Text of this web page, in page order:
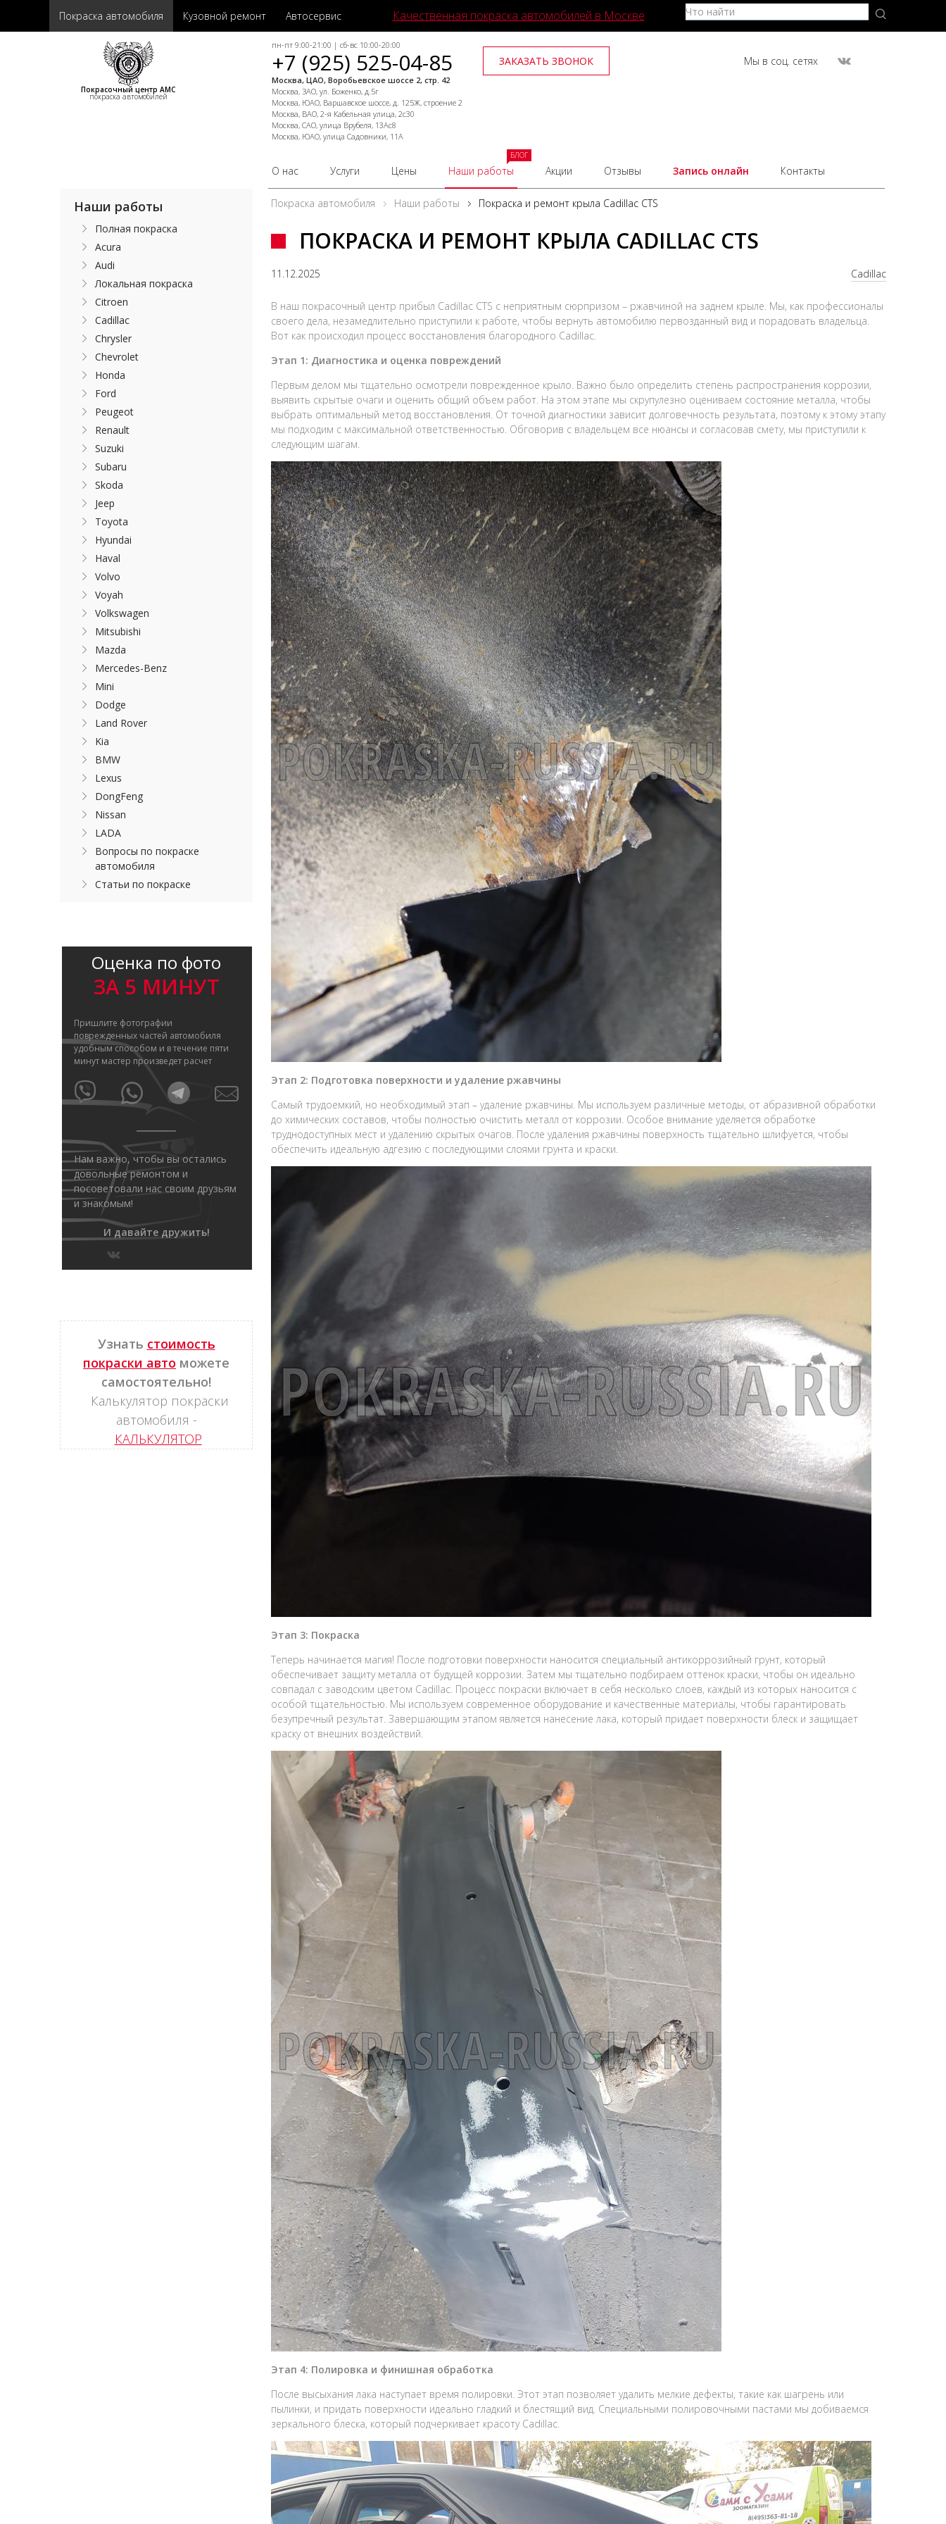
Покраска автомобиля Кузовной ремонт Автосервис Качественная покраска автомобилей в Москве
Покрасочный центр АМС
покраска автомобилей
пн-пт 9:00-21:00 | сб-вс 10:00-20:00
+7 (925) 525-04-85
Москва, ЦАО, Воробьевское шоссе 2, стр. 42
Москва, ЗАО, ул. Боженко, д.5г
Москва, ЮАО, Варшавское шоссе, д. 125Ж, строение 2
Москва, ВАО, 2-я Кабельная улица, 2с30
Москва, САО, улица Врубеля, 13Ас8
Москва, ЮАО, улица Садовники, 11А
ЗАКАЗАТЬ ЗВОНОК Мы в соц. сетях
О нас Услуги Цены Наши работы
БЛОГ
Акции Отзывы Запись онлайн Контакты
Покраска автомобиля Наши работы Покраска и ремонт крыла Cadillac CTS
ПОКРАСКА И РЕМОНТ КРЫЛА CADILLAC CTS
11.12.2025 Cadillac
В наш покрасочный центр прибыл Cadillac CTS с неприятным сюрпризом – ржавчиной на заднем крыле. Мы, как профессионалы
своего дела, незамедлительно приступили к работе, чтобы вернуть автомобилю первозданный вид и порадовать владельца.
Вот как происходил процесс восстановления благородного Cadillac.
Этап 1: Диагностика и оценка повреждений
Первым делом мы тщательно осмотрели поврежденное крыло. Важно было определить степень распространения коррозии,
выявить скрытые очаги и оценить общий объем работ. На этом этапе мы скрупулезно оцениваем состояние металла, чтобы
выбрать оптимальный метод восстановления. От точной диагностики зависит долговечность результата, поэтому к этому этапу
мы подходим с максимальной ответственностью. Обговорив с владельцем все нюансы и согласовав смету, мы приступили к
следующим шагам.
Этап 2: Подготовка поверхности и удаление ржавчины
Самый трудоемкий, но необходимый этап – удаление ржавчины. Мы используем различные методы, от абразивной обработки
до химических составов, чтобы полностью очистить металл от коррозии. Особое внимание уделяется обработке
труднодоступных мест и удалению скрытых очагов. После удаления ржавчины поверхность тщательно шлифуется, чтобы
обеспечить идеальную адгезию с последующими слоями грунта и краски.
Этап 3: Покраска
Теперь начинается магия! После подготовки поверхности наносится специальный антикоррозийный грунт, который
обеспечивает защиту металла от будущей коррозии. Затем мы тщательно подбираем оттенок краски, чтобы он идеально
совпадал с заводским цветом Cadillac. Процесс покраски включает в себя несколько слоев, каждый из которых наносится с
особой тщательностью. Мы используем современное оборудование и качественные материалы, чтобы гарантировать
безупречный результат. Завершающим этапом является нанесение лака, который придает поверхности блеск и защищает
краску от внешних воздействий.
Этап 4: Полировка и финишная обработка
После высыхания лака наступает время полировки. Этот этап позволяет удалить мелкие дефекты, такие как шагрень или
пылинки, и придать поверхности идеально гладкий и блестящий вид. Специальными полировочными пастами мы добиваемся
зеркального блеска, который подчеркивает красоту Cadillac.
Наши работы
Полная покраска
Acura
Audi
Локальная покраска
Citroen
Cadillac
Chrysler
Chevrolet
Honda
Ford
Peugeot
Renault
Suzuki
Subaru
Skoda
Jeep
Toyota
Hyundai
Haval
Volvo
Voyah
Volkswagen
Mitsubishi
Mazda
Mercedes-Benz
Mini
Dodge
Land Rover
Kia
BMW
Lexus
DongFeng
Nissan
LADA
Вопросы по покраске
автомобиля
Статьи по покраске
Оценка по фото
ЗА 5 МИНУТ
Пришлите фотографии
поврежденных частей автомобиля
удобным способом и в течение пяти
минут мастер произведет расчет
Нам важно, чтобы вы остались
довольные ремонтом и
посоветовали нас своим друзьям
и знакомым!
И давайте дружить!
Узнать стоимость
покраски авто можете
самостоятельно!
Калькулятор покраски
автомобиля -
КАЛЬКУЛЯТОР